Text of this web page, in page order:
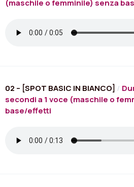
(maschile o femminile) senza
02 – [SPOT BASIC IN BIANCO] /
secondi a 1 voce (maschile o
base/effetti